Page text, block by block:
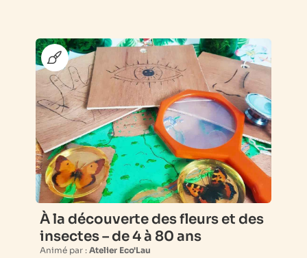
À la découverte des fleurs et des
insectes – de 4 à 80 ans
Animé par : Atelier Eco'Lau